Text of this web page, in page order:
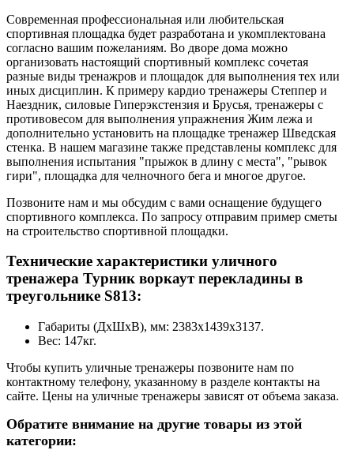
Современная профессиональная или любительская
спортивная площадка будет разработана и укомплектована
согласно вашим пожеланиям. Во дворе дома можно
организовать настоящий спортивный комплекс сочетая
разные виды тренажров и площадок для выполнения тех или
иных дисциплин. К примеру кардио тренажеры Степпер и
Наездник, силовые Гиперэкстензия и Брусья, тренажеры с
противовесом для выполнения упражнения Жим лежа и
дополнительно установить на площадке тренажер Шведская
стенка. В нашем магазине также представлены комплекс для
выполнения испытания "прыжок в длину с места", "рывок
гири", площадка для челночного бега и многое другое.
Позвоните нам и мы обсудим с вами оснащение будущего
спортивного комплекса. По запросу отправим пример сметы
на строительство спортивной площадки.
Технические характеристики уличного
тренажера Турник воркаут перекладины в
треугольнике S813:
Габариты (ДхШхВ), мм: 2383х1439х3137.
Вес: 147кг.
Чтобы купить уличные тренажеры позвоните нам по
контактному телефону, указанному в разделе контакты на
сайте. Цены на уличные тренажеры зависят от объема заказа.
Обратите внимание на другие товары из этой
категории: